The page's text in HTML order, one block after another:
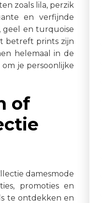
zoals lila, perzik
en verfijnde
geel en turquoise
betreft prints zijn
helemaal in de
je persoonlijke
of
damesmode
promoties en
te ontdekken en